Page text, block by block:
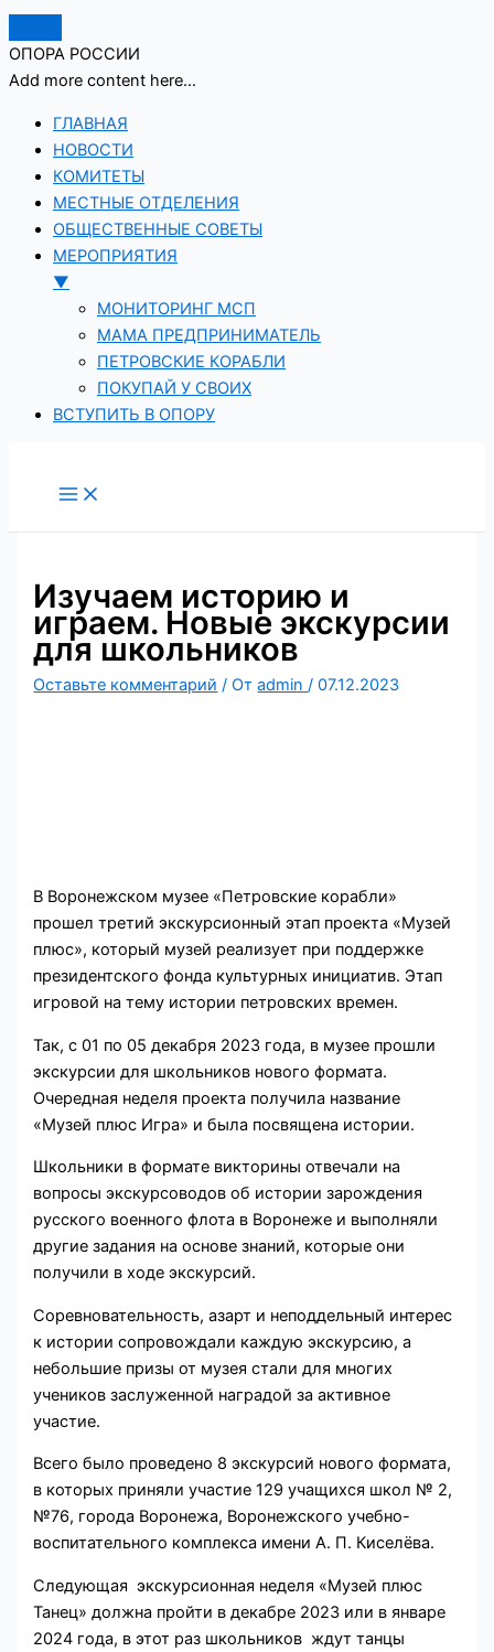
ОПОРА РОССИИ
Add more content here...
ГЛАВНАЯ
НОВОСТИ
КОМИТЕТЫ
МЕСТНЫЕ ОТДЕЛЕНИЯ
ОБЩЕСТВЕННЫЕ СОВЕТЫ
МЕРОПРИЯТИЯ
▼
МОНИТОРИНГ МСП
МАМА ПРЕДПРИНИМАТЕЛЬ
ПЕТРОВСКИЕ КОРАБЛИ
ПОКУПАЙ У СВОИХ
ВСТУПИТЬ В ОПОРУ
Изучаем историю и
играем. Новые экскурсии
для школьников
Оставьте комментарий / Отadmin/07.12.2023
В Воронежском музее «Петровские корабли»
прошел третий экскурсионный этап проекта «Музей
плюс», который музей реализует при поддержке
президентского фонда культурных инициатив. Этап
игровой на тему истории петровских времен.
Так, с 01 по 05 декабря 2023 года, в музее прошли
экскурсии для школьников нового формата.
Очередная неделя проекта получила название
«Музей плюс Игра» и была посвящена истории.
Школьники в формате викторины отвечали на
вопросы экскурсоводов об истории зарождения
русского военного флота в Воронеже и выполняли
другие задания на основе знаний, которые они
получили в ходе экскурсий.
Соревновательность, азарт и неподдельный интерес
к истории сопровождали каждую экскурсию, а
небольшие призы от музея стали для многих
учеников заслуженной наградой за активное
участие.
Всего было проведено 8 экскурсий нового формата,
в которых приняли участие 129 учащихся школ № 2,
№76, города Воронежа, Воронежского учебно-
воспитательного комплекса имени А. П. Киселёва.
Следующая экскурсионная неделя «Музей плюс
Танец» должна пройти в декабре 2023 или в январе
2024 года, в этот раз школьников ждут танцы